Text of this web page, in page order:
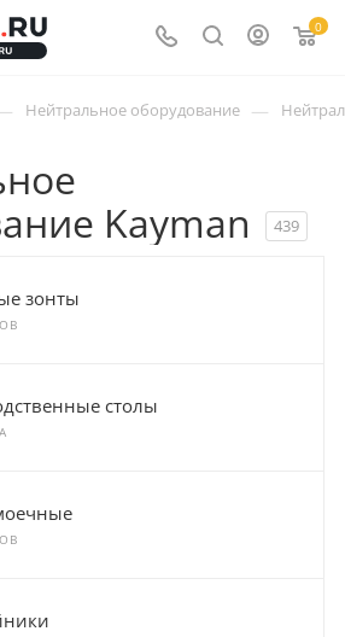
0
Нейтральное оборудование —
Kayman
439
зонты
столы